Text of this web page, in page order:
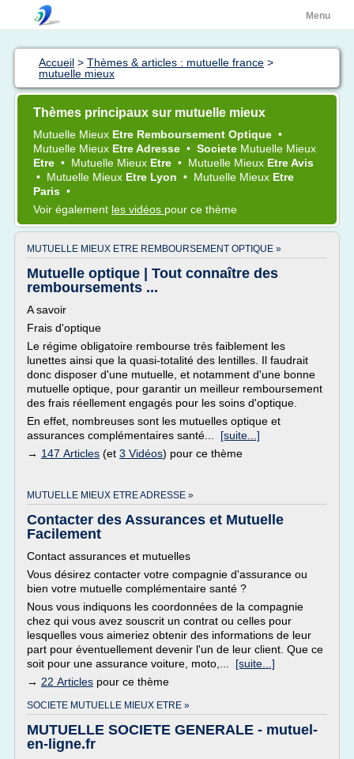
Menu
Accueil > Thèmes & articles : mutuelle france >
mutuelle mieux
Thèmes principaux sur mutuelle mieux
Mutuelle Mieux Etre Remboursement Optique •
Mutuelle Mieux Etre Adresse • Societe Mutuelle Mieux
Etre • Mutuelle Mieux Etre • Mutuelle Mieux Etre Avis
• Mutuelle Mieux Etre Lyon • Mutuelle Mieux Etre
Paris •
Voir également les vidéos pour ce thème
MUTUELLE MIEUX ETRE REMBOURSEMENT OPTIQUE »
Mutuelle optique | Tout connaître des
remboursements ...
A savoir
Frais d'optique
Le régime obligatoire rembourse très faiblement les
lunettes ainsi que la quasi-totalité des lentilles. Il faudrait
donc disposer d'une mutuelle, et notamment d'une bonne
mutuelle optique, pour garantir un meilleur remboursement
des frais réellement engagés pour les soins d'optique.
En effet, nombreuses sont les mutuelles optique et
assurances complémentaires santé... [suite...]
→ 147 Articles (et 3 Vidéos) pour ce thème
MUTUELLE MIEUX ETRE ADRESSE »
Contacter des Assurances et Mutuelle
Facilement
Contact assurances et mutuelles
Vous désirez contacter votre compagnie d'assurance ou
bien votre mutuelle complémentaire santé ?
Nous vous indiquons les coordonnées de la compagnie
chez qui vous avez souscrit un contrat ou celles pour
lesquelles vous aimeriez obtenir des informations de leur
part pour éventuellement devenir l'un de leur client. Que ce
soit pour une assurance voiture, moto,... [suite...]
→ 22 Articles pour ce thème
SOCIETE MUTUELLE MIEUX ETRE »
MUTUELLE SOCIETE GENERALE - mutuel-
en-ligne.fr